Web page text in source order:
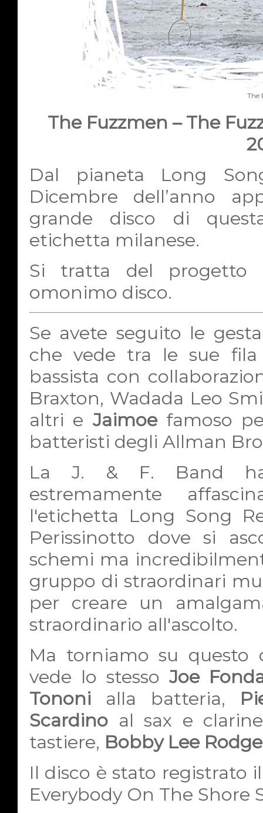
The
The Fuzzmen – The
Dal pianeta Long
Dicembre dell’anno
grande disco di
etichetta milanese.
Si tratta del progetto
omonimo disco.
Se avete seguito le
che vede tra le sue
bassista con
Braxton, Wadada Leo
altri e Jaimoefamoso
batteristi degli Allman
La J. & F. Band
estremamente
l'etichetta Long Song
Perissinotto dove si
schemi ma
gruppo di straordinari
per creare un
straordinario all'ascolto.
Ma torniamo su questo
vede lo stesso Joe
Tononi alla batteria,
Scardino al sax e
tastiere, Bobby Lee
Il disco è stato registrato
Everybody On The Shore